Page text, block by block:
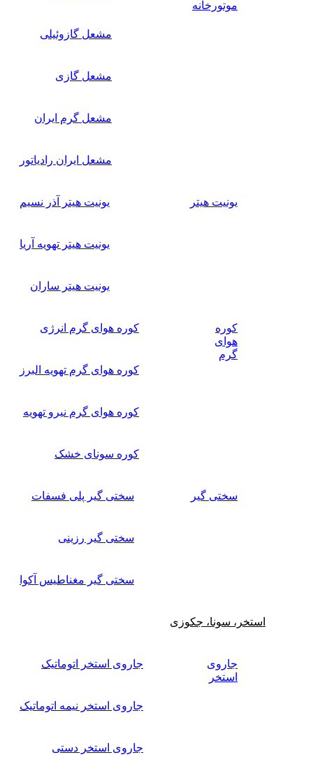
موتورخانه
مشعل گازوئیلی
مشعل گازی
مشعل گرم ایران
مشعل ایران رادیاتور
یونیت هیتر یونیت هیتر آذر نسیم
یونیت هیتر تهویه آریا
یونیت هیتر ساران
کوره
هوای
گرم
کوره هوای گرم انرژی
کوره هوای گرم تهویه البرز
کوره هوای گرم نیرو تهویه
کوره سونای خشک
سختی گیر سختی گیر پلی فسفات
سختی گیر رزینی
سختی گیر مغناطیس آکوا
استخر، سونا، جکوزی
جاروی
استخر
جاروی استخر اتوماتیک
جاروی استخر نیمه اتوماتیک
جاروی استخر دستی